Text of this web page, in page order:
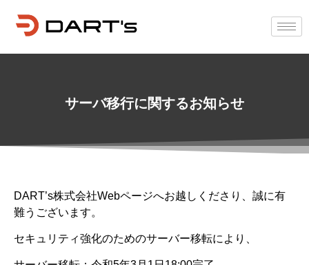
サーバ移行に関するお知らせ
DART’s株式会社Webページへお越しくださり、誠に有
難うございます。
セキュリティ強化のためのサーバー移転により、